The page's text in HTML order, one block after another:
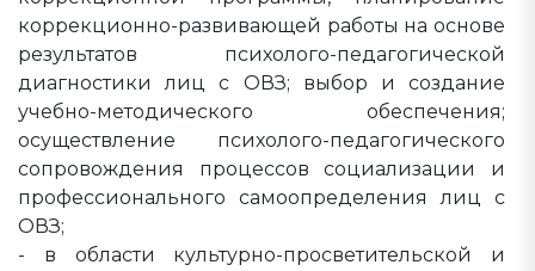
коррекционно-развивающей работы на основе
результатов психолого-педагогической
диагностики лиц с ОВЗ; выбор и создание
учебно-методического обеспечения;
осуществление психолого-педагогического
сопровождения процессов социализации и
профессионального самоопределения лиц с
ОВЗ;
- в области культурно-просветительской и